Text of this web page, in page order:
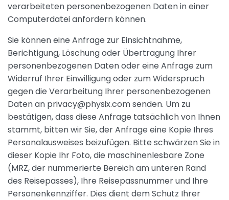
verarbeiteten personenbezogenen Daten in einer
Computerdatei anfordern können.
Sie können eine Anfrage zur Einsichtnahme,
Berichtigung, Löschung oder Übertragung Ihrer
personenbezogenen Daten oder eine Anfrage zum
Widerruf Ihrer Einwilligung oder zum Widerspruch
gegen die Verarbeitung Ihrer personenbezogenen
Daten an privacy@physix.com senden. Um zu
bestätigen, dass diese Anfrage tatsächlich von Ihnen
stammt, bitten wir Sie, der Anfrage eine Kopie Ihres
Personalausweises beizufügen. Bitte schwärzen Sie in
dieser Kopie Ihr Foto, die maschinenlesbare Zone
(MRZ, der nummerierte Bereich am unteren Rand
des Reisepasses), Ihre Reisepassnummer und Ihre
Personenkennziffer. Dies dient dem Schutz Ihrer